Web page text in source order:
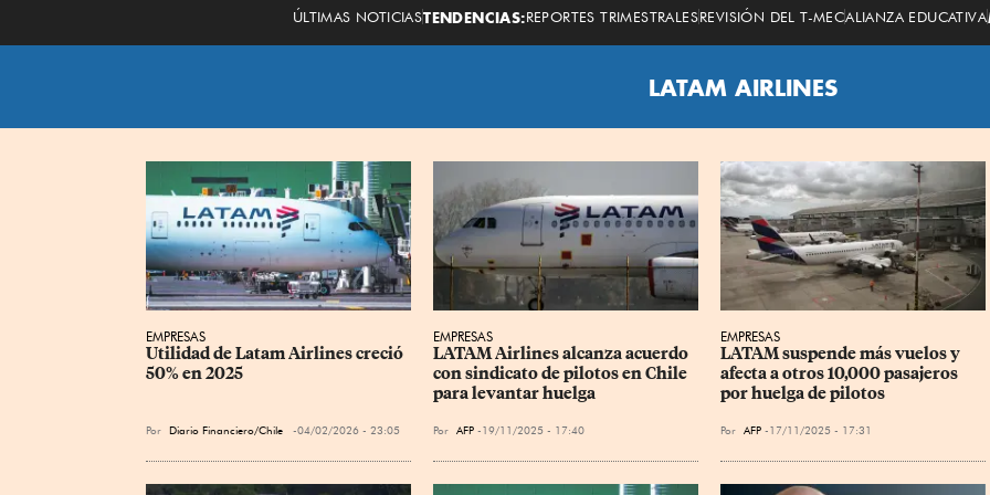
ÚLTIMAS NOTICIASTENDENCIAS:REPORTES TRIMESTRALESREVISIÓN DEL T-MECALIANZA EDUCATIVA
LATAM AIRLINES
EMPRESAS
Utilidad de Latam Airlines creció
50% en 2025
Por Diario Financiero/Chile 04/02/2026 - 23:05
EMPRESAS
LATAM Airlines alcanza acuerdo
con sindicato de pilotos en Chile
para levantar huelga
Por AFP 19/11/2025 - 17:40
EMPRESAS
LATAM suspende más vuelos y
afecta a otros 10,000 pasajeros
por huelga de pilotos
Por AFP 17/11/2025 - 17:31